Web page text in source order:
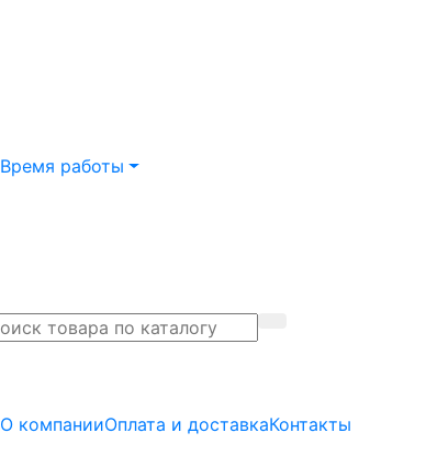
Время работы
О компанииОплата и доставкаКонтакты